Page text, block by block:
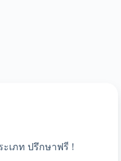
ะเภท ปรึกษาฟรี !